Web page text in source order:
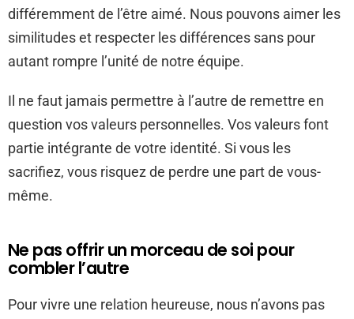
différemment de l’être aimé. Nous pouvons aimer les
similitudes et respecter les différences sans pour
autant rompre l’unité de notre équipe.
Il ne faut jamais permettre à l’autre de remettre en
question vos valeurs personnelles. Vos valeurs font
partie intégrante de votre identité. Si vous les
sacrifiez, vous risquez de perdre une part de vous-
même.
Ne pas offrir un morceau de soi pour
combler l’autre
Pour vivre une relation heureuse, nous n’avons pas